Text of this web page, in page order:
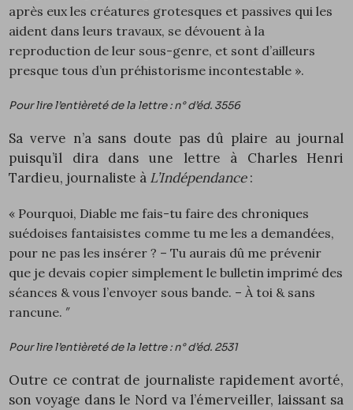
après eux les créatures grotesques et passives qui les
aident dans leurs travaux, se dévouent à la
reproduction de leur sous-genre, et sont d’ailleurs
presque tous d’un préhistorisme incontestable ».
Pour lire l’entièreté de la lettre : n° d’éd. 3556
Sa verve n’a sans doute pas dû plaire au journal
puisqu’il dira dans une lettre à Charles Henri
Tardieu, journaliste à L’Indépendance:
« Pourquoi, Diable me fais-tu faire des chroniques
suédoises fantaisistes comme tu me les a demandées,
pour ne pas les insérer ? – Tu aurais dû me prévenir
que je devais copier simplement le bulletin imprimé des
séances & vous l’envoyer sous bande. – À toi & sans
rancune. ″
Pour lire l’entièreté de la lettre : n° d’éd. 2531
Outre ce contrat de journaliste rapidement avorté,
son voyage dans le Nord va l’émerveiller, laissant sa